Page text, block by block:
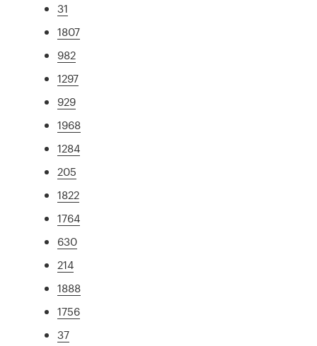
31
1807
982
1297
929
1968
1284
205
1822
1764
630
214
1888
1756
37